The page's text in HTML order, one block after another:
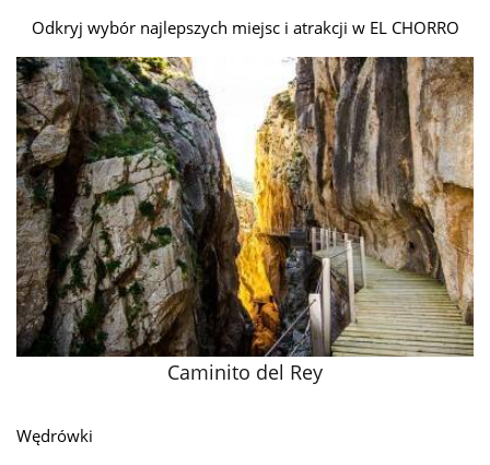
Odkryj wybór najlepszych miejsc i atrakcji w EL CHORRO
Caminito del Rey
Wędrówki